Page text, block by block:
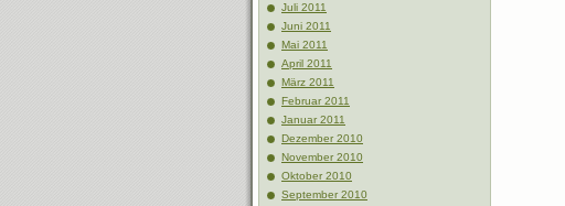
Juli 2011
Juni 2011
Mai 2011
April 2011
März 2011
Februar 2011
Januar 2011
Dezember 2010
November 2010
Oktober 2010
September 2010